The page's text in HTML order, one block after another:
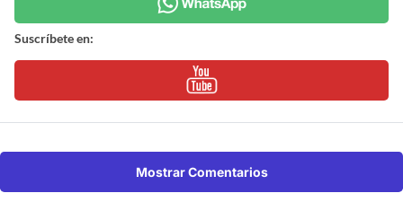
Suscríbete en:
Mostrar Comentarios